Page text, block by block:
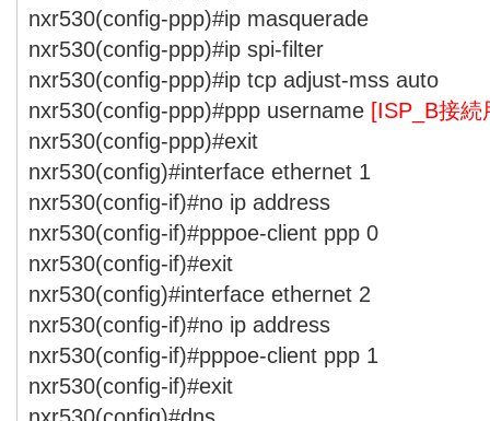
nxr530(config-ppp)#ip masquerade
nxr530(config-ppp)#ip spi-filter
nxr530(config-ppp)#ip tcp adjust-mss auto
nxr530(config-ppp)#ppp username [ISP_B接
nxr530(config-ppp)#exit
nxr530(config)#interface ethernet 1
nxr530(config-if)#no ip address
nxr530(config-if)#pppoe-client ppp 0
nxr530(config-if)#exit
nxr530(config)#interface ethernet 2
nxr530(config-if)#no ip address
nxr530(config-if)#pppoe-client ppp 1
nxr530(config-if)#exit